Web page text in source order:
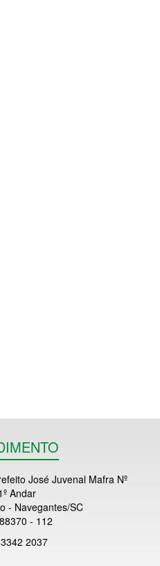
José Juvenal Mafra Nº
Andar
- Navegantes/SC
- 112
2037